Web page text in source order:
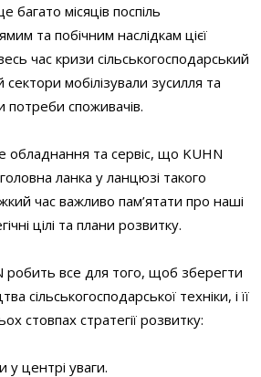
місяців поспіль
та побічним наслідкам цієї
час кризи сільськогосподарський
мобілізували зусилля та
споживачів.
обладнання та сервіс, що KUHN
ланка у ланцюзі такого
час важливо пам’ятати про наші
цілі та плани розвитку.
робить все для того, щоб зберегти
сільськогосподарської техніки, і її
стовпах стратегії розвитку:
у центрі уваги.